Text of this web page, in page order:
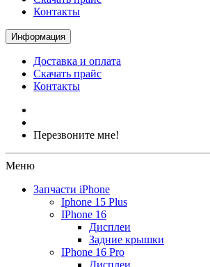
Контакты
Информация
Доставка и оплата
Скачать прайс
Контакты
Перезвоните мне!
Меню
Запчасти iPhone
Iphone 15 Plus
IPhone 16
Дисплеи
Задние крышки
IPhone 16 Pro
Дисплеи